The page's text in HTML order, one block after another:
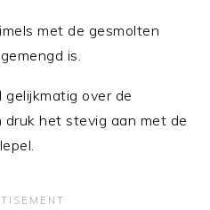
met de gesmolten
is.
gelijkmatig over de
druk het stevig aan met de